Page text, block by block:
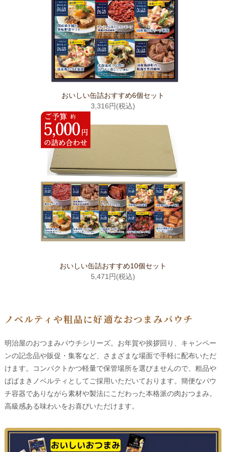
おいしい缶詰おすすめ6個セット
3,316円(税込)
おいしい缶詰おすすめ10個セット
5,471円(税込)
ノベルティや粗品に好適なおつまみパウチ
明治屋のおつまみパウチシリーズ。お年賀や挨拶回り、キャンペー
ンの記念品や販促・集客など、さまざまな場面で手軽に配布いただ
けます。コンパクトかつ軽量で保管場所を選びませんので、粗品や
ばばまきノベルティとしてご採用いただいております。簡便なパウ
チ容器でありながら素材や製法にこだわった本格派の肉おつまみ。
高級感ある味わいをお喜びいただけます。